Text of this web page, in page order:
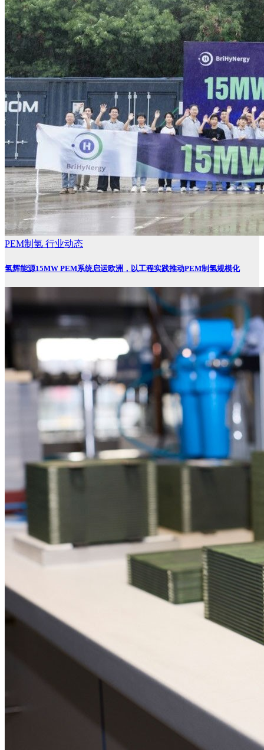
PEM制氢 行业动态
氢辉能源15MW PEM系统启运欧洲，以工程实践推动PEM制氢规模化